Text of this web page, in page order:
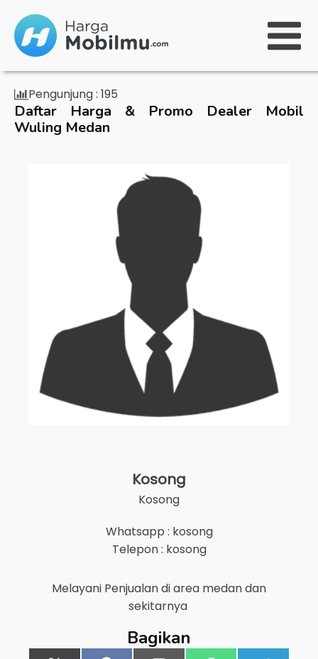
Pengunjung : 195
Daftar Harga & Promo Dealer Mobil
Wuling Medan
Kosong
Kosong
Whatsapp : kosong
Telepon : kosong
Melayani Penjualan di area medandan
sekitarnya
Bagikan